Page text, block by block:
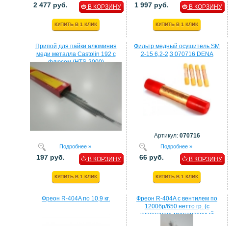
2 477 руб. В КОРЗИНУ
КУПИТЬ В 1 КЛИК
1 997 руб. В КОРЗИНУ
КУПИТЬ В 1 КЛИК
Припой для пайки алюминия
меди металла Castolin 192 с
флюсом (HTS-2000)
Подробнее »
197 руб. В КОРЗИНУ
КУПИТЬ В 1 КЛИК
Фильтр медный осушитель SM
2-15 6,2-2,3 070716 DENA
Артикул: 070716
Подробнее »
66 руб. В КОРЗИНУ
КУПИТЬ В 1 КЛИК
Фреон R-404A по 10,9 кг.
Фреон R-404A с вентилем по
1200бр/650 нетто гр. (с
клапанном, многоразовый
балон)